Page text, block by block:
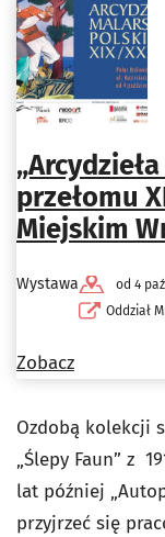
przełomu
Miejskim
Wystawa
od 4
Oddział
Zobacz
Ozdobą kolekcji
„Ślepy Faun” z
lat później
przyjrzeć się